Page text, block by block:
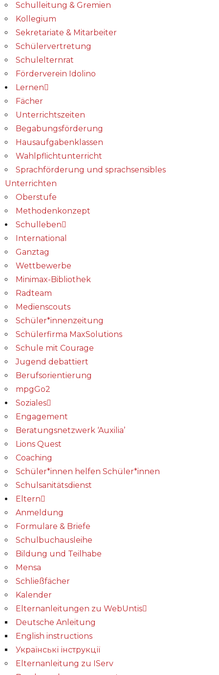
Schulleitung & Gremien
Kollegium
Sekretariate & Mitarbeiter
Schülervertretung
Schulelternrat
Förderverein Idolino
Lernen
Fächer
Unterrichtszeiten
Begabungs­förderung
Hausaufgabenklassen
Wahlpflichtunterricht
Sprachförderung und sprachsensibles
Unterrichten
Oberstufe
Methodenkonzept
Schulleben
International
Ganztag
Wettbewerbe
Minimax-Bibliothek​
Radteam
Medienscouts
Schüler*innenzeitung
Schülerfirma MaxSolutions
Schule mit Courage
Jugend debattiert
Berufsorientierung
mpgGo2
Soziales
Engagement
Beratungsnetzwerk ‘Auxilia’
Lions Quest
Coaching
Schüler*innen helfen Schüler*innen
Schulsanitätsdienst
Eltern
Anmeldung
Formulare & Briefe
Schulbuchausleihe
Bildung und Teilhabe
Mensa
Schließfächer
Kalender
Elternanleitungen zu WebUntis
Deutsche Anleitung
English instructions
Українські інструкції
Elternanleitung zu IServ